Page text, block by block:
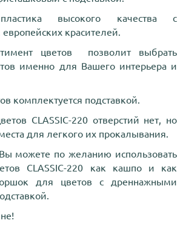
высокого качества с
красителей.
цветов позволит выбрать
именно для Вашего интерьера и
комплектуется подставкой.
CLASSIC-220 отверстий нет, но
для легкого их прокалывания.
можете по желанию использовать
CLASSIC-220 как кашпо и как
для цветов с дреннажными